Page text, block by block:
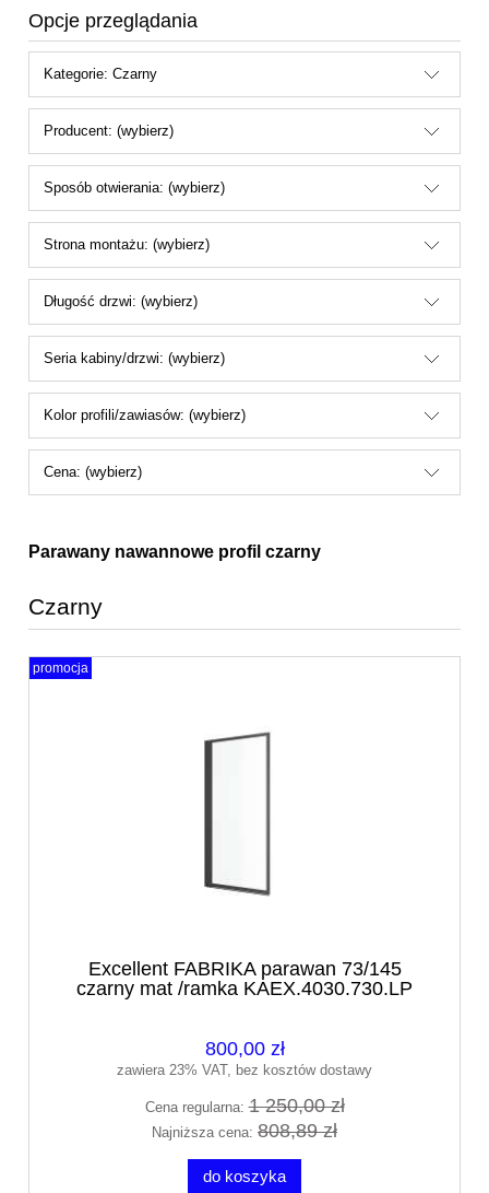
Opcje przeglądania
Kategorie: Czarny
Producent: (wybierz)
Sposób otwierania: (wybierz)
Strona montażu: (wybierz)
Długość drzwi: (wybierz)
Seria kabiny/drzwi: (wybierz)
Kolor profili/zawiasów: (wybierz)
Cena: (wybierz)
Parawany nawannowe profil czarny
Czarny
Excellent FABRIKA parawan 73/145
czarny mat /ramka KAEX.4030.730.LP
800,00 zł
zawiera 23% VAT, bez kosztów dostawy
Cena regularna:1 250,00 zł
Najniższa cena: 808,89 zł
do koszyka
promocja